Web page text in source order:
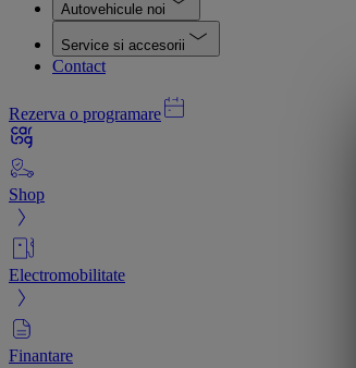
Autovehicule noi
Service si accesorii
Contact
Rezerva o programare
Shop
Electromobilitate
Finantare